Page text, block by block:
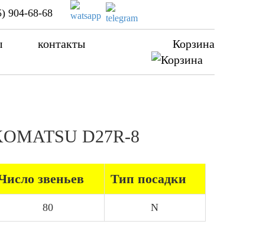
904-68-68
контакты Корзина
D27R-8
звеньев Тип посадки
80 N